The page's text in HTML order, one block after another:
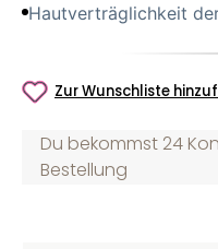
Hautverträglichkeit
Zur Wunschliste
Du bekommst 24
Bestellung